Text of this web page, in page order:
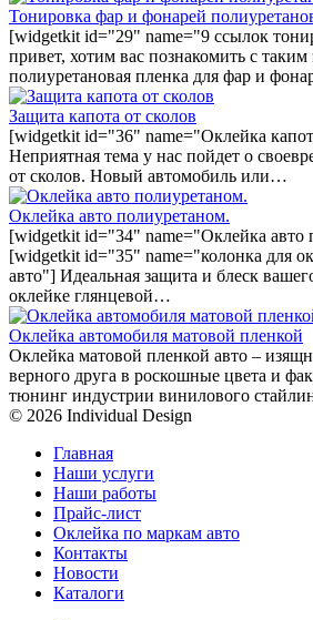
Тонировка фар и фонарей
[widgetkit id="29" name="9 ссылок
привет, хотим вас познакомить с
полиуретановая пленка для фар и
Защита капота от сколов
[widgetkit id="36" name="Оклейка
Неприятная тема у нас пойдет о
от сколов. Новый автомобиль или…
Оклейка авто полиуретаном.
[widgetkit id="34" name="Оклейка авто
[widgetkit id="35" name="колонка для
авто"] Идеальная защита и блеск
оклейке глянцевой…
Оклейка автомобиля матовой пленкой
Оклейка матовой пленкой авто –
верного друга в роскошные цвета и
тюнинг индустрии винилового
© 2026 Individual Design
Главная
Наши услуги
Наши работы
Прайс-лист
Оклейка по маркам авто
Контакты
Новости
Каталоги